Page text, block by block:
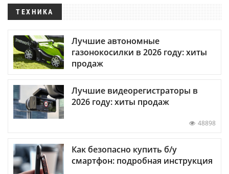
ТЕХНИКА
Лучшие автономные
газонокосилки в 2026 году: хиты
продаж
Лучшие видеорегистраторы в
2026 году: хиты продаж
48898
Как безопасно купить б/у
смартфон: подробная инструкция